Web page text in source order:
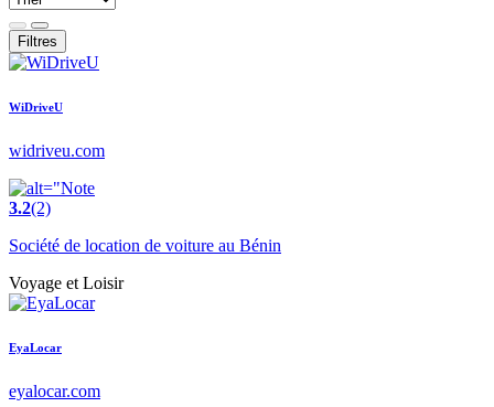
Filtres
WiDriveU
widriveu.com
3.2(2)
Société de location de voiture au Bénin
Voyage et Loisir
EyaLocar
eyalocar.com